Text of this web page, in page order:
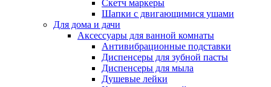
Скетч маркеры
Шапки с двигающимися ушами
Для дома и дачи
Аксессуары для ванной комнаты
Антивибрационные подставки
Диспенсеры для зубной пасты
Диспенсеры для мыла
Душевые лейки